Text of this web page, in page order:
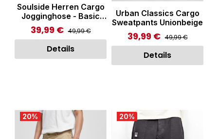
Soulside Herren Cargo
Jogginghose - Basic
Cargo Soul - Washed
Black
Verkaufspreis:
39,99 € Regulärer Preis:
49,99 €
Details
Urban Classics Cargo
Sweatpants Unionbeige
Verkaufspreis:
39,99 € Regulärer Preis:
49,99 €
Details
20% 20%